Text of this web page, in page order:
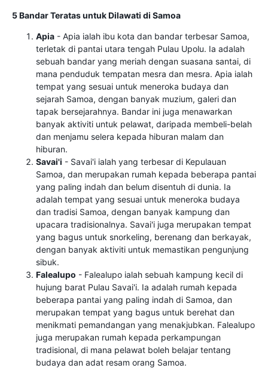
5 Bandar Teratas untuk Dilawati di Samoa
Apia - Apia ialah ibu kota dan bandar terbesar Samoa,
terletak di pantai utara tengah Pulau Upolu. Ia adalah
sebuah bandar yang meriah dengan suasana santai, di
mana penduduk tempatan mesra dan mesra. Apia ialah
tempat yang sesuai untuk meneroka budaya dan
sejarah Samoa, dengan banyak muzium, galeri dan
tapak bersejarahnya. Bandar ini juga menawarkan
banyak aktiviti untuk pelawat, daripada membeli-belah
dan menjamu selera kepada hiburan malam dan
hiburan.
Savai'i - Savai'i ialah yang terbesar di Kepulauan
Samoa, dan merupakan rumah kepada beberapa pantai
yang paling indah dan belum disentuh di dunia. Ia
adalah tempat yang sesuai untuk meneroka budaya
dan tradisi Samoa, dengan banyak kampung dan
upacara tradisionalnya. Savai'i juga merupakan tempat
yang bagus untuk snorkeling, berenang dan berkayak,
dengan banyak aktiviti untuk memastikan pengunjung
sibuk.
Falealupo - Falealupo ialah sebuah kampung kecil di
hujung barat Pulau Savai'i. Ia adalah rumah kepada
beberapa pantai yang paling indah di Samoa, dan
merupakan tempat yang bagus untuk berehat dan
menikmati pemandangan yang menakjubkan. Falealupo
juga merupakan rumah kepada perkampungan
tradisional, di mana pelawat boleh belajar tentang
budaya dan adat resam orang Samoa.